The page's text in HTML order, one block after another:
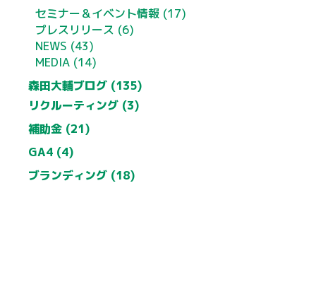
セミナー＆イベント情報 (17)
プレスリリース (6)
NEWS (43)
MEDIA (14)
森田大輔ブログ (135)
リクルーティング (3)
補助金 (21)
GA4 (4)
ブランディング (18)